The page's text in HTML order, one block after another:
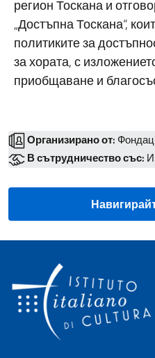
регион Тоскана и
„Достъпна Тоскана“,
политиките за
за хората, с
приобщаване и
Организирано от:
В сътрудничество със: